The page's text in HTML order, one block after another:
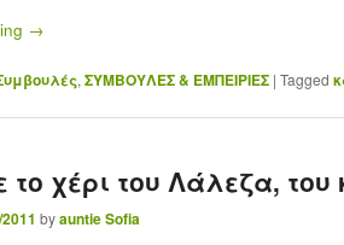
→
, ΣΥΜΒΟΥΛΕΣ & ΕΜΠΕΙΡΙΕΣ | Tagged
το χέρι του Λάλεζα,
byauntie Sofia